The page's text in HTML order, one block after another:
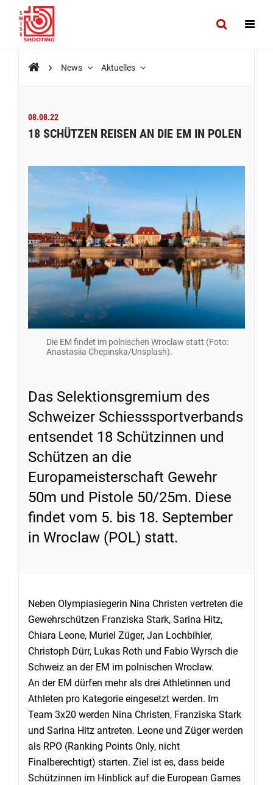
News Aktuelles
08.08.22
18 SCHÜTZEN REISEN AN DIE EM IN POLEN
Die EM findet im polnischen Wroclaw statt (Foto:
Anastasiia Chepinska/Unsplash).
Das Selektionsgremium des
Schweizer Schiesssportverbands
entsendet 18 Schützinnen und
Schützen an die
Europameisterschaft Gewehr
50m und Pistole 50/25m. Diese
findet vom 5. bis 18. September
in Wroclaw (POL) statt.
Neben Olympiasiegerin Nina Christen vertreten die
Gewehrschützen Franziska Stark, Sarina Hitz,
Chiara Leone, Muriel Züger, Jan Lochbihler,
Christoph Dürr, Lukas Roth und Fabio Wyrsch die
Schweiz an der EM im polnischen Wroclaw.
An der EM dürfen mehr als drei Athletinnen und
Athleten pro Kategorie eingesetzt werden. Im
Team 3x20 werden Nina Christen, Franziska Stark
und Sarina Hitz antreten. Leone und Züger werden
als RPO (Ranking Points Only, nicht
Finalberechtigt) starten. Ziel ist es, dass beide
Schützinnen im Hinblick auf die European Games